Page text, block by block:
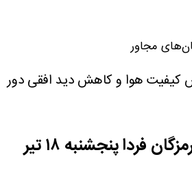
مجاور
کیفیت هوا و کاهش دید افقی دور
وضعیت هوای هرمزگان فردا پنجشنبه ۱۸ تیر